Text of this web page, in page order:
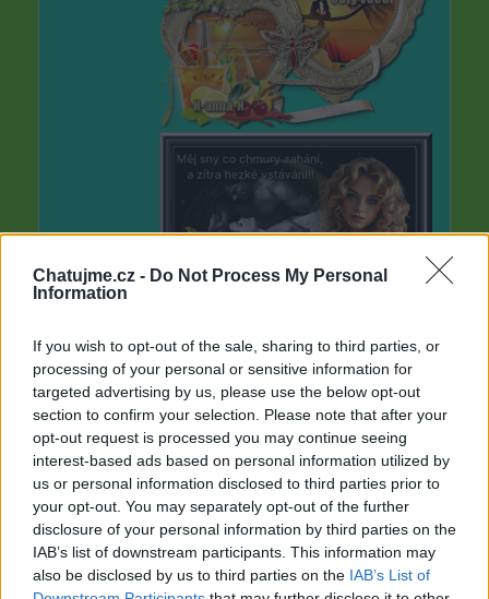
Chatujme.cz - Do Not Process My Personal
Information
If you wish to opt-out of the sale, sharing to third parties, or
processing of your personal or sensitive information for
targeted advertising by us, please use the below opt-out
section to confirm your selection. Please note that after your
opt-out request is processed you may continue seeing
interest-based ads based on personal information utilized by
us or personal information disclosed to third parties prior to
your opt-out. You may separately opt-out of the further
disclosure of your personal information by third parties on the
IAB’s list of downstream participants. This information may
also be disclosed by us to third parties on the IAB’s List of